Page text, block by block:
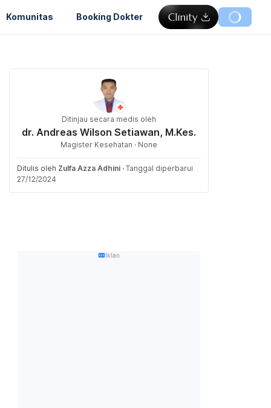
Komunitas Booking Dokter
Ditinjau secara medis oleh
dr. Andreas Wilson Setiawan, M.Kes.
Magister Kesehatan · None
Ditulis oleh Zulfa Azza Adhini · Tanggal diperbarui
27/12/2024
Iklan